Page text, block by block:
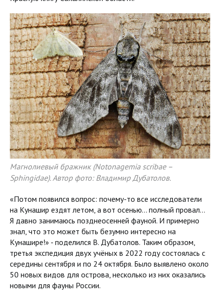
Магнолиевый бражник (Notonagemia scribae –
Sphingidae). Автор фото: Владимир Дубатолов.
«Потом появился вопрос: почему-то все исследователи
на Кунашир ездят летом, а вот осенью… полный провал…
Я давно занимаюсь позднеосенней фауной. И примерно
знал, что это может быть безумно интересно на
Кунашире!» - поделился В. Дубатолов. Таким образом,
третья экспедиция двух учёных в 2022 году состоялась с
середины сентября и по 24 октября. Было выявлено около
50 новых видов для острова, несколько из них оказались
новыми для фауны России.